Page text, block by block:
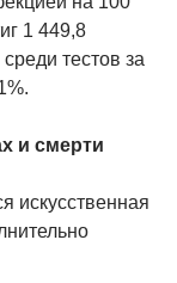
1 449,8
тестов за
и смерти
искусственная